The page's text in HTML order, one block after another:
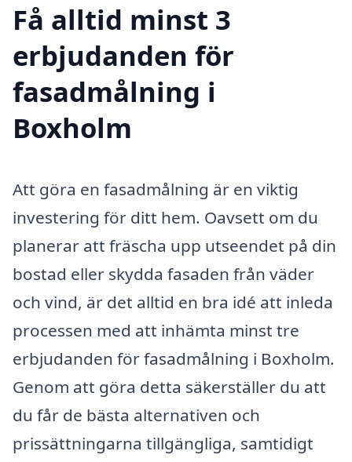
Få alltid minst 3
erbjudanden för
fasadmålning i
Boxholm
Att göra en fasadmålning är en viktig
investering för ditt hem. Oavsett om du
planerar att fräscha upp utseendet på din
bostad eller skydda fasaden från väder
och vind, är det alltid en bra idé att inleda
processen med att inhämta minst tre
erbjudanden för fasadmålning i Boxholm.
Genom att göra detta säkerställer du att
du får de bästa alternativen och
prissättningarna tillgängliga, samtidigt